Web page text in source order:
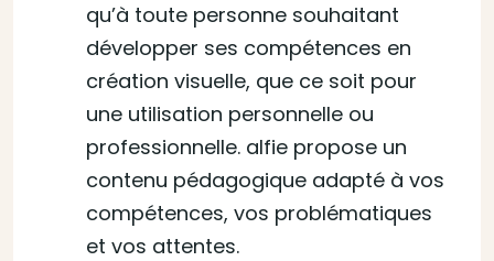
qu’à toute personne souhaitant
développer ses compétences en
création visuelle, que ce soit pour
une utilisation personnelle ou
professionnelle. alfie propose un
contenu pédagogique adapté à vos
compétences, vos problématiques
et vos attentes.